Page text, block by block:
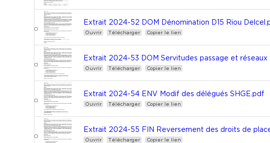
Extrait 2024-52 DOM Dénomination D15 Riou
Ouvrir Télécharger Copier le lien
Extrait 2024-53 DOM Servitudes passage et réseaux
Ouvrir Télécharger Copier le lien
Extrait 2024-54 ENV Modif des délégués SHGE.pdf
Ouvrir Télécharger Copier le lien
Extrait 2024-55 FIN Reversement des droits de
Ouvrir Télécharger Copier le lien